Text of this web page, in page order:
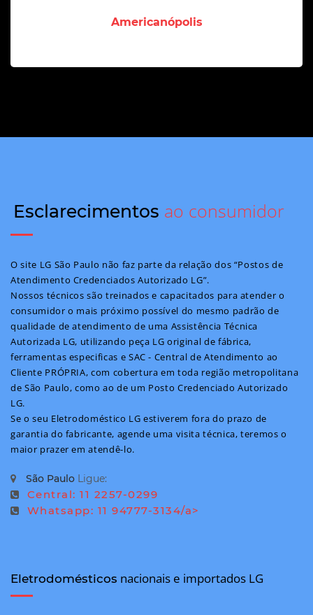
Americanópolis
Esclarecimentos ao consumidor
O site LG São Paulo não faz parte da relação dos “Postos de
Atendimento Credenciados Autorizado LG”.
Nossos técnicos são treinados e capacitados para atender o
consumidor o mais próximo possível do mesmo padrão de
qualidade de atendimento de uma Assistência Técnica
Autorizada LG, utilizando peça LG original de fábrica,
ferramentas especificas e SAC - Central de Atendimento ao
Cliente PRÓPRIA, com cobertura em toda região metropolitana
de São Paulo, como ao de um Posto Credenciado Autorizado
LG.
Se o seu Eletrodoméstico LG estiverem fora do prazo de
garantia do fabricante, agende uma visita técnica, teremos o
maior prazer em atendê-lo.
São Paulo Ligue:
Central: 11 2257-0299
Whatsapp: 11 94777-3134/a>
Eletrodomésticos nacionais e importados LG